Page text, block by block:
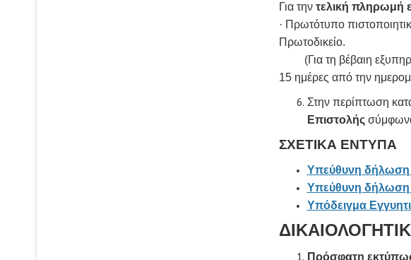
Για την τελική πληρωμή
· Πρωτότυπο
Πρωτοδικείο.
(Για τη βέβαιη
15 ημέρες από την
Στην περίπτωση
Επιστολής
ΣΧΕΤΙΚΑ ΕΝΤΥΠΑ
Υπεύθυνη
Υπεύθυνη
Υπόδειγμα
Πρόσφατη